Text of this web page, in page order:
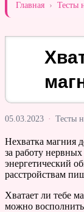
Главная › Тесты
05.03.2023 · Тесты
Нехватка магния
за работу
энергетический
расстройствам
Хватает ли тебе
можно